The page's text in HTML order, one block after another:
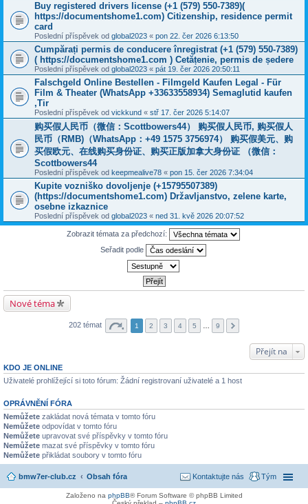
Buy registered drivers license (+1 (579) 550-7389)(
https://documentshome1.com) Citizenship, residence permit
card
Poslední příspěvek od global2023 « pon 22. čer 2026 6:13:50
Cumpărați permis de conducere înregistrat (+1 (579) 550-7389)
( https://documentshome1.com ) Cetățenie, permis de ședere
Poslední příspěvek od global2023 « pát 19. čer 2026 20:50:11
Falschgeld Online Bestellen - Filmgeld Kaufen Legal - Für
Film & Theater (WhatsApp +33633558934) Semaglutid kaufen
,Tir
Poslední příspěvek od vickkund « stř 17. čer 2026 5:14:07
购买假人民币（微信：Scottbowers44） 购买假人民币, 购买假人
民币（RMB)（WhatsApp：+49 1575 3756974） 购买假美元、购
买假欧元、在线购买身份证、购买正版加拿大身份证 （微信：
Scottbowers44
Poslední příspěvek od keepmealive78 « pon 15. čer 2026 7:34:04
Kupite vozniško dovoljenje (+15795507389)
(https://documentshome1.com) Državljanstvo, zelene karte,
osebne izkaznice
Poslední příspěvek od global2023 « ned 31. kvě 2026 20:07:52
Zobrazit témata za předchozí:
Seřadit podle
Nové téma
202 témat 1 2 3 4 5 9
Přejít na
KDO JE ONLINE
Uživatelé prohlížející si toto fórum: Žádní registrovaní uživatelé a 1 host
OPRÁVNĚNÍ FÓRA
Nemůžete zakládat nová témata v tomto fóru
Nemůžete odpovídat v tomto fóru
Nemůžete upravovat své příspěvky v tomto fóru
Nemůžete mazat své příspěvky v tomto fóru
Nemůžete přikládat soubory v tomto fóru
bmw7er-club.cz Obsah fóra Tým
Kontaktujte nás
Založeno na phpBB® Forum Software © phpBB Limited